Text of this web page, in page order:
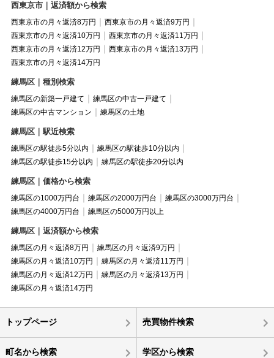
西東京市｜返済額から検索
西東京市の月々返済8万円
西東京市の月々返済9万円
西東京市の月々返済10万円
西東京市の月々返済11万円
西東京市の月々返済12万円
西東京市の月々返済13万円
西東京市の月々返済14万円
練馬区｜種別検索
練馬区の新築一戸建て
練馬区の中古一戸建て
練馬区の中古マンション
練馬区の土地
練馬区｜駅近検索
練馬区の駅徒歩5分以内
練馬区の駅徒歩10分以内
練馬区の駅徒歩15分以内
練馬区の駅徒歩20分以内
練馬区｜価格から検索
練馬区の1000万円台 練馬区の2000万円台
練馬区の3000万円台
練馬区の4000万円台
練馬区の5000万円以上
練馬区｜返済額から検索
練馬区の月々返済8万円
練馬区の月々返済9万円
練馬区の月々返済10万円
練馬区の月々返済11万円
練馬区の月々返済12万円
練馬区の月々返済13万円
練馬区の月々返済14万円
トップページ 売買物件検索
町名から検索 学区から検索